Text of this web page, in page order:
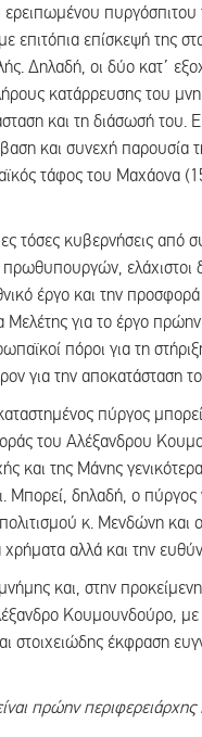
ερειπωμένου
επιτόπια επίσκεψή της
Δηλαδή, οι δύο κατ΄
κατάρρευσης του
και τη διάσωσή του.
και συνεχή παρουσία
τάφος του Μαχάονα
τόσες κυβερνήσεις
πρωθυπουργών,
έργο και την προσφορά
Μελέτης για το έργο
πόροι για τη
για την
πύργος
του Αλέξανδρου
και της Μάνης
Μπορεί, δηλαδή, ο πύργος
κ. Μενδώνη
αλλά και την
και, στην
Κουμουνδούρο,
στοιχειώδης έκφραση
πρώην